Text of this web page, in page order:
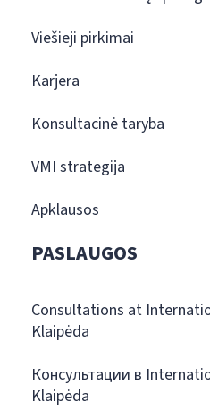
Viešieji pirkimai
Karjera
Konsultacinė taryba
VMI strategija
Apklausos
PASLAUGOS
Consultations at
Klaipėda
Консультации в
Klaipėda